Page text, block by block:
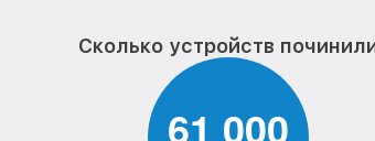
Сколько устройств
61 000